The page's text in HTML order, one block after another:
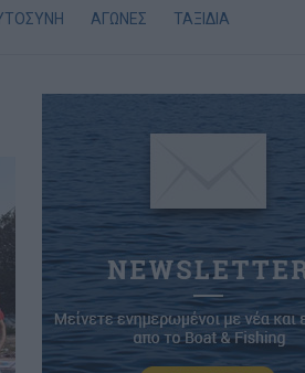
ΑΓΩΝΕΣ ΤΑΞΙΔΙΑ